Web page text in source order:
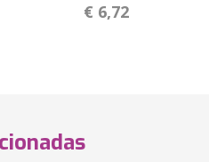
€ 6,72